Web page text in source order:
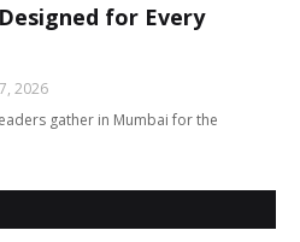
for Every
2026
gather in Mumbai for the